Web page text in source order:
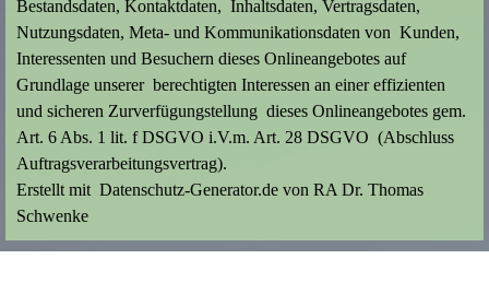
Bestandsdaten, Kontaktdaten, Inhaltsdaten, Vertragsdaten,
Nutzungsdaten, Meta- und Kommunikationsdaten von Kunden,
Interessenten und Besuchern dieses Onlineangebotes auf
Grundlage unserer berechtigten Interessen an einer effizienten
und sicheren Zurverfügungstellung dieses Onlineangebotes gem.
Art. 6 Abs. 1 lit. f DSGVO i.V.m. Art. 28 DSGVO (Abschluss
Auftragsverarbeitungsvertrag).
Erstellt mit Datenschutz-Generator.de von RA Dr. Thomas
Schwenke